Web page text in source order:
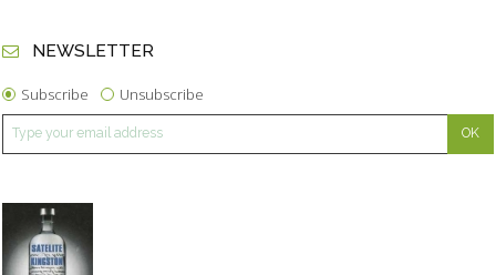
NEWSLETTER
Subscribe Unsubscribe